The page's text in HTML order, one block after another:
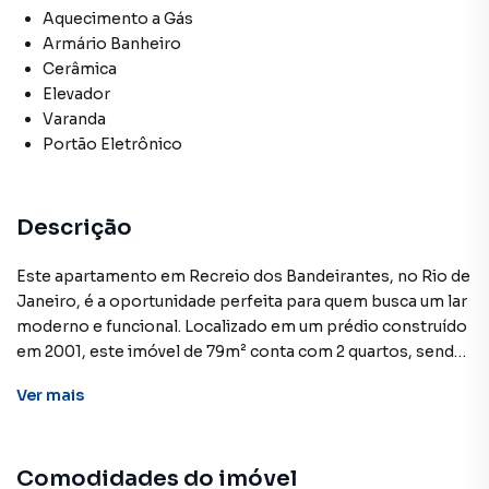
Aquecimento a Gás
Armário Banheiro
Cerâmica
Elevador
Varanda
Portão Eletrônico
Descrição
Este apartamento em Recreio dos Bandeirantes, no Rio de
Janeiro, é a oportunidade perfeita para quem busca um lar
moderno e funcional. Localizado em um prédio construído
em 2001, este imóvel de 79m² conta com 2 quartos, sendo
família.
sala ampla e arejada, além de uma cozinha equipada com
Ver mais
Comodidades do imóvel